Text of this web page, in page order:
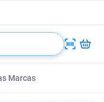
Marcas